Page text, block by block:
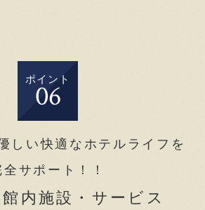
ポイント
06
しい快適なホテルライフを
全サポート！！
内施設・サービス